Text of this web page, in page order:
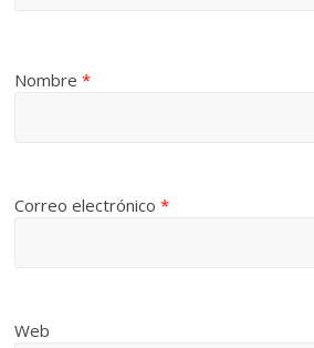
Nombre*
Correo electrónico*
Web